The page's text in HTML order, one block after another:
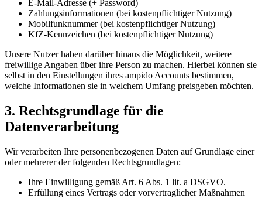
E-Mail-Adresse (+ Password)
Zahlungsinformationen (bei kostenpflichtiger Nutzung)
Mobilfunknummer (bei kostenpflichtiger Nutzung)
KfZ-Kennzeichen (bei kostenpflichtiger Nutzung)
Unsere Nutzer haben darüber hinaus die Möglichkeit, weitere
freiwillige Angaben über ihre Person zu machen. Hierbei können sie
selbst in den Einstellungen ihres ampido Accounts bestimmen,
welche Informationen sie in welchem Umfang preisgeben möchten.
3. Rechtsgrundlage für die
Datenverarbeitung
Wir verarbeiten Ihre personenbezogenen Daten auf Grundlage einer
oder mehrerer der folgenden Rechtsgrundlagen:
Ihre Einwilligung gemäß Art. 6 Abs. 1 lit. a DSGVO.
Erfüllung eines Vertrags oder vorvertraglicher Maßnahmen